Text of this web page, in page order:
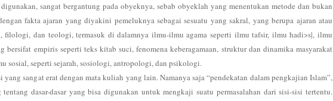
sangat bergantung pada obyeknya, sebab obyeklah yang menentukan metode dan bukan
fakta ajaran yang diyakini pemeluknya sebagai sesuatu yang sakral, yang berupa ajaran atau
filologi, dan teologi, termasuk di dalamnya ilmu-ilmu agama seperti ilmu tafsir, ilmuhadi>s|, ilmu
empiris seperti teks kitab suci, fenomena keberagamaan, struktur dan dinamika masyarakat
sosial, seperti sejarah, sosiologi, antropologi, dan psikologi.
sangat erat dengan mata kuliah yang lain. Namanya saja “pendekatan dalam pengkajian Islam”,
dasar-dasar yang bisa digunakan untuk mengkaji suatu permasalahan dari sisi-sisi tertentu.